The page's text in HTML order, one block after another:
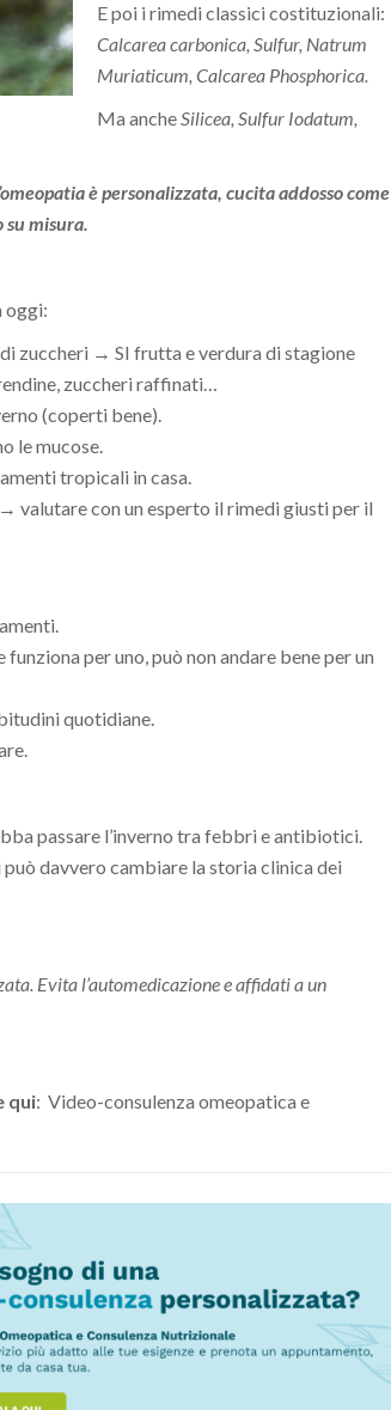
E poi i rimedi classici costituzionali:
Calcarea carbonica, Sulfur, Natrum
Muriaticum, Calcarea Phosphorica.
Ma ancheSilicea, Sulfur Iodatum,
è personalizzata, cucita addosso come
misura.
oggi:
zuccheri → SI frutta e verdura di stagione
zuccheri raffinati…
(coperti bene).
le mucose.
tropicali in casa.
→ valutare con un esperto il rimedi giusti per il
per uno, può non andare bene per un
quotidiane.
passare l’inverno tra febbri e antibiotici.
davvero cambiare la storia clinica dei
Evita l’automedicazione e affidati a un
qui: Video-consulenza omeopatica e